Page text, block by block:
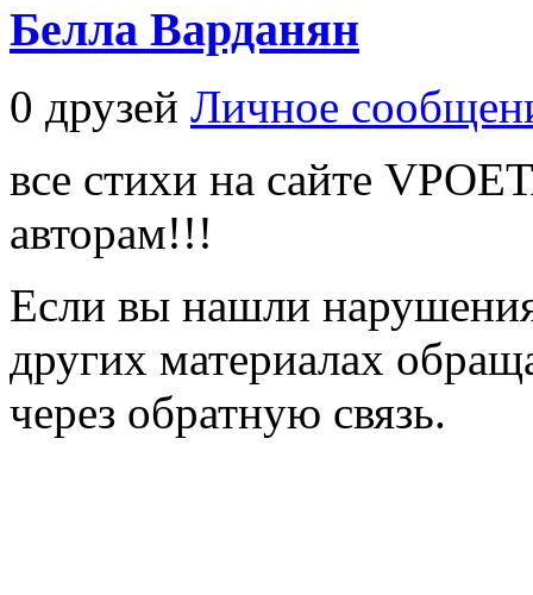
Белла Варданян
0 друзей Личное
все стихи на сайте
авторам!!!
Если вы нашли
других материалах
через обратную связь.